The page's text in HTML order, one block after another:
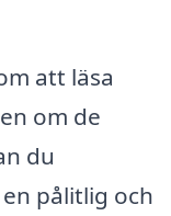
att läsa
om de
du
pålitlig och